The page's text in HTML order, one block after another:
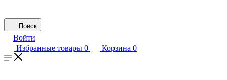
Поиск
Войти
Избранные товары 0 Корзина 0